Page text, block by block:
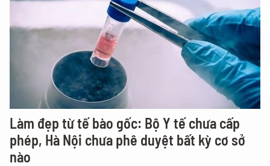
Làm đẹp từ tế bào gốc: Bộ Y tế chưa cấp
phép, Hà Nội chưa phê duyệt bất kỳ cơ sở
nào